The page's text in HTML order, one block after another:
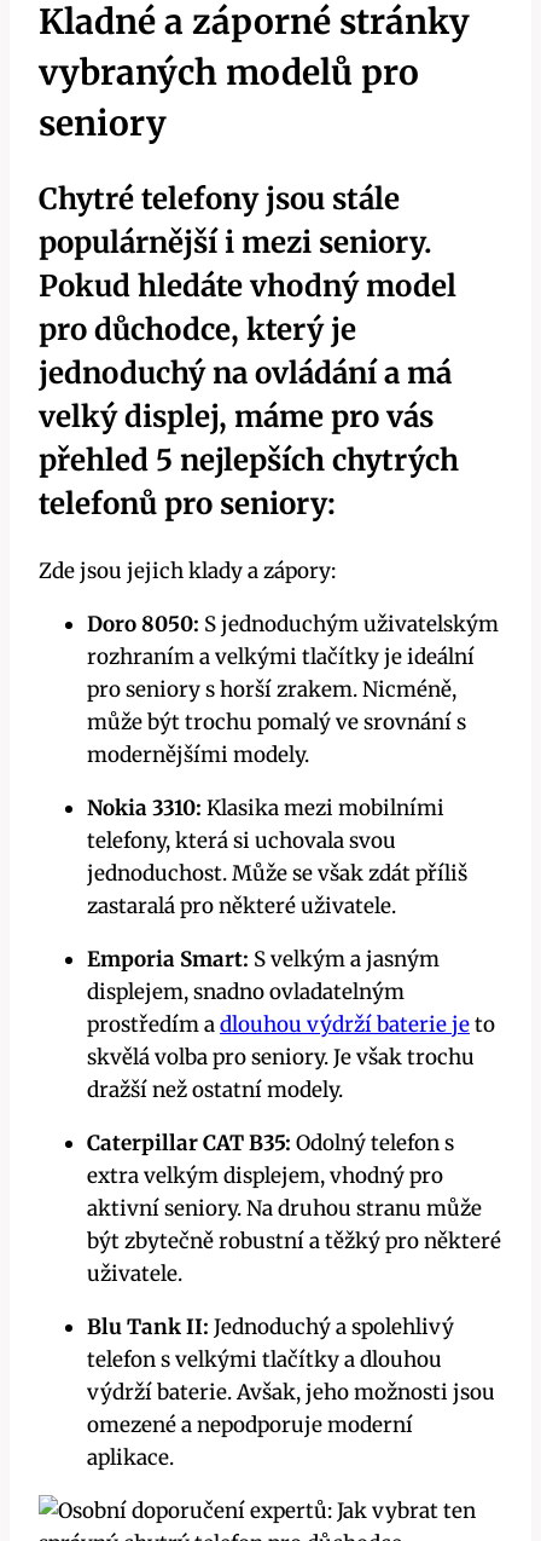
Kladné a záporné stránky
vybraných modelů pro
seniory
Chytré telefony jsou stále
populárnější i mezi seniory.
Pokud hledáte vhodný model
pro důchodce, který je
jednoduchý na ovládání a má
velký displej, máme pro vás
přehled 5 nejlepších chytrých
telefonů pro seniory:
Zde jsou jejich klady a zápory:
Doro 8050: S jednoduchým uživatelským
rozhraním a velkými tlačítky je ideální
pro seniory s horší zrakem. Nicméně,
může být trochu pomalý ve srovnání s
modernějšími modely.
Nokia 3310: Klasika mezi mobilními
telefony, která si uchovala svou
jednoduchost. Může se však zdát příliš
zastaralá pro některé uživatele.
Emporia Smart: S velkým a jasným
displejem, snadno ovladatelným
prostředím adlouhou výdrží baterie jeto
skvělá volba pro seniory. Je však trochu
dražší než ostatní modely.
Caterpillar CAT B35: Odolný telefon s
extra velkým displejem, vhodný pro
aktivní seniory. Na druhou stranu může
být zbytečně robustní a těžký pro některé
uživatele.
Blu Tank II: Jednoduchý a spolehlivý
telefon s velkými tlačítky a dlouhou
výdrží baterie. Avšak, jeho možnosti jsou
omezené a nepodporuje moderní
aplikace.